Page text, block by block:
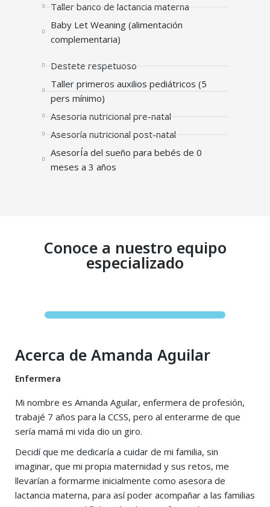
Taller banco de lactancia materna
Baby Let Weaning (alimentación
complementaria)
Destete respetuoso
Taller primeros auxilios pediátricos (5
pers mínimo)
Asesoria nutricional pre-natal
Asesoría nutricional post-natal
AsesorÍa del sueño para bebés de 0
meses a 3 años
Conoce a nuestro equipo
especializado
Acerca de Amanda Aguilar
Enfermera
Mi nombre es Amanda Aguilar, enfermera de profesión,
trabajé 7 años para la CCSS, pero al enterarme de que
sería mamá mi vida dio un giro.
Decidí que me dedicaría a cuidar de mi familia, sin
imaginar, que mi propia maternidad y sus retos, me
llevarían a formarme inicialmente como asesora de
lactancia materna, para así poder acompañar a las familias